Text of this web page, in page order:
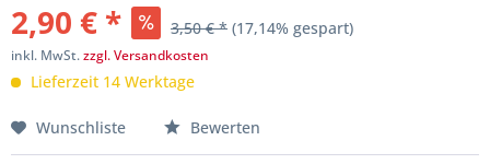
2,90 € * 3,50 € * (17,14% gespart)
inkl. MwSt.zzgl. Versandkosten
Lieferzeit 14 Werktage
Wunschliste Bewerten